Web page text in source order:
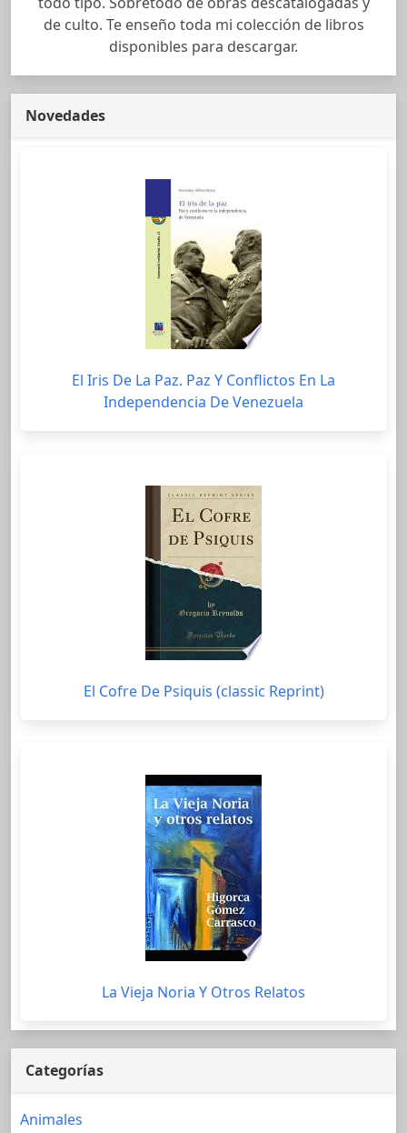
de culto. Te enseño toda mi colección de libros
disponibles para descargar.
Novedades
El Iris De La Paz. Paz Y Conflictos En La
Independencia De Venezuela
El Cofre De Psiquis (classic Reprint)
La Vieja Noria Y Otros Relatos
Categorías
Animales